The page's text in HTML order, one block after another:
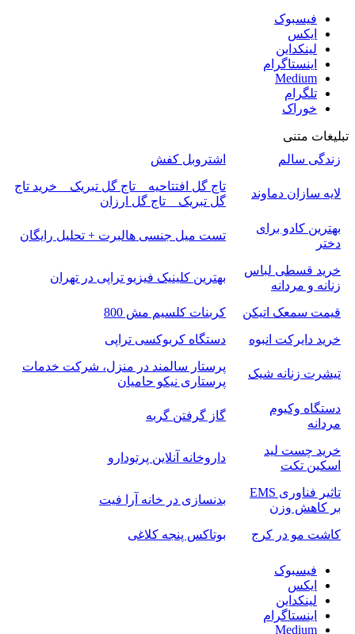
فیسبوک
ایکس
لینکداین
اینستاگرام
Medium
تلگرام
خوراک
تبلیغات متنی
زندگی سالم
اشتروبل کفش
لایه سازان دماوند
تاج گل افتتاحیه _ تاج گل تبریک _ خرید تاج
گل تبریک _ تاج گل ارزان
بهترین کادو برای
دختر
تست میل جنسی هالبرت + تحلیل رایگان
خرید قسطی لباس
زنانه و مردانه
بهترین کلینیک فیزیو تراپی در تهران
قیمت سمعک اتیکن
کربنات کلسیم مش 800
خرید دایرکت انبوه
دستگاه کربوکسی تراپی
تیشرت زنانه شیک
پرستار سالمند در منزل، شرکت خدمات
پرستاری نیکو حامیان
دستگاه وکیوم
مردانه
گاز گرفتن گربه
خرید چست لید
اسکین تکت
داروخانه آنلاین پرتودارو
تاثیر فناوری EMS
بر کاهش وزن
بدنسازی در خانه آرا فیت
کاشت مو در کرج بوتاکس پنجه کلاغی
فیسبوک
ایکس
لینکداین
اینستاگرام
Medium